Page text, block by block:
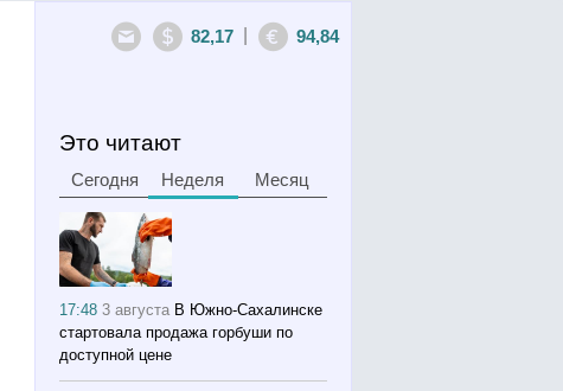
82,17 94,84
Это читают
Сегодня Неделя Месяц
17:483 августа В Южно-Сахалинске
стартовала продажа горбуши по
доступной цене